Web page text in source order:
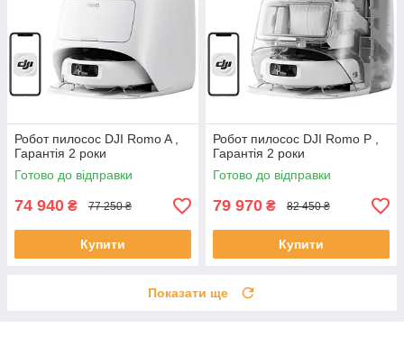
Робот пилосос DJI Romo A ,
Гарантія 2 роки
Готово до відправки
74 940 ₴ 77 250 ₴
Купити
Робот пилосос DJI Romo P ,
Гарантія 2 роки
Готово до відправки
79 970 ₴ 82 450 ₴
Купити
Показати ще